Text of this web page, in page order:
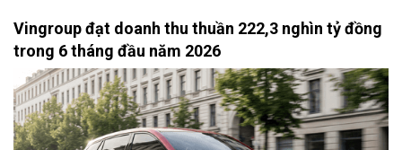
Vingroup đạt doanh thu thuần 222,3 nghìn tỷ đồng
trong 6 tháng đầu năm 2026